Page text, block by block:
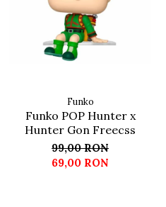
Funko
Funko POP Hunter x
Hunter Gon Freecss
99,00 RON
69,00 RON